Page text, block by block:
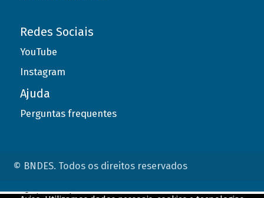
Redes Sociais
YouTube
Instagram
Ajuda
Perguntas frequentes
© BNDES. Todos os direitos reservados